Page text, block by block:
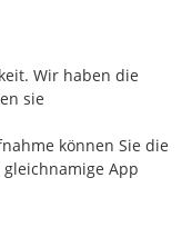
Wir haben die
sie
können Sie die
App